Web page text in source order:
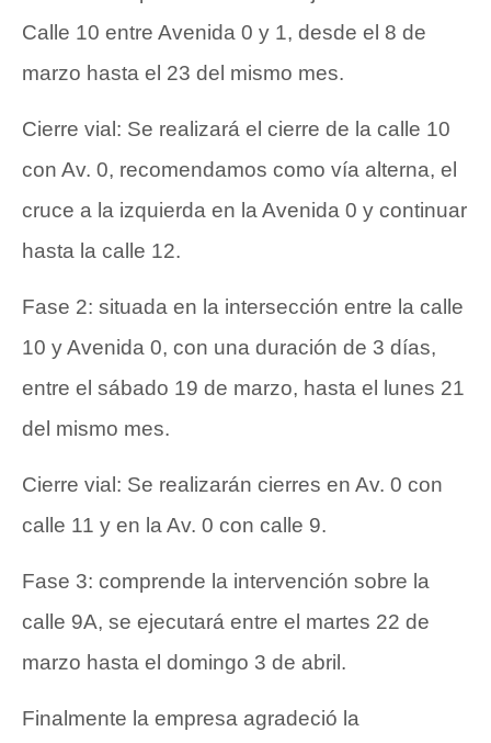
Calle 10 entre Avenida 0 y 1, desde el 8 de
marzo hasta el 23 del mismo mes.
Cierre vial: Se realizará el cierre de la calle 10
con Av. 0, recomendamos como vía alterna, el
cruce a la izquierda en la Avenida 0 y continuar
hasta la calle 12.
Fase 2: situada en la intersección entre la calle
10 y Avenida 0, con una duración de 3 días,
entre el sábado 19 de marzo, hasta el lunes 21
del mismo mes.
Cierre vial: Se realizarán cierres en Av. 0 con
calle 11 y en la Av. 0 con calle 9.
Fase 3: comprende la intervención sobre la
calle 9A, se ejecutará entre el martes 22 de
marzo hasta el domingo 3 de abril.
Finalmente la empresa agradeció la